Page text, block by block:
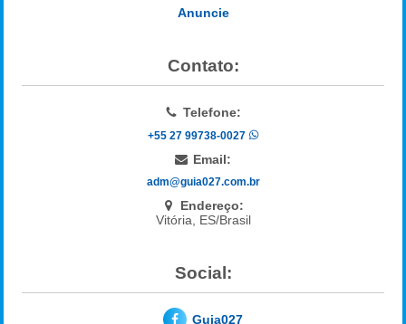
Anuncie
Contato:
Telefone:
+55 27 99738-0027
Email:
adm@guia027.com.br
Endereço:
Vitória, ES/Brasil
Social:
Guia027